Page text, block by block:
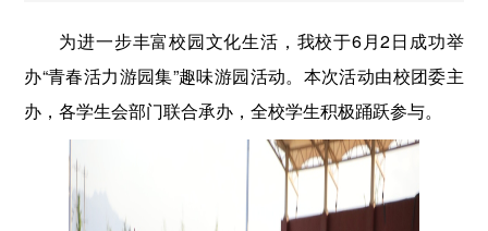
为进一步丰富校园文化生活，我校于6月2日成功举
办“青春活力游园集”趣味游园活动。本次活动由校团委主
办，各学生会部门联合承办，全校学生积极踊跃参与。